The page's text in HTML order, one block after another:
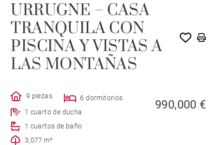
URRUGNE – CASA
TRANQUILA CON
PISCINA Y VISTAS A
LAS MONTAÑAS
9 piezas
6 dormitorios
1 cuarto de ducha
1 cuartos de baño
3,077 m²
990,000 €